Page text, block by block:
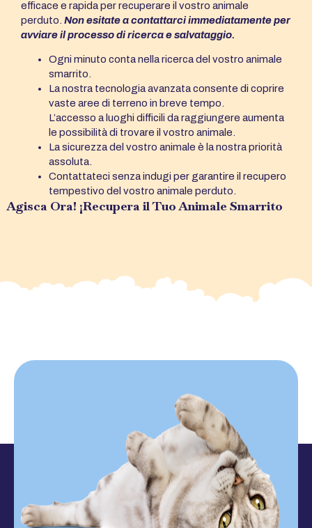
efficace e rapida per recuperare il vostro animale
perduto. Non esitate a contattarci immediatamente per
avviare il processo di ricerca e salvataggio.
Ogni minuto conta nella ricerca del vostro animale
smarrito.
La nostra tecnologia avanzata consente di coprire
vaste aree di terreno in breve tempo.
L’accesso a luoghi difficili da raggiungere aumenta
le possibilità di trovare il vostro animale.
La sicurezza del vostro animale è la nostra priorità
assoluta.
Contattateci senza indugi per garantire il recupero
tempestivo del vostro animale perduto.
Agisca Ora! ¡Recupera il Tuo Animale Smarrito